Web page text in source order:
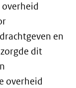
overheid
en
dit
overheid